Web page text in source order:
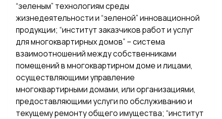
“зеленым” технологиям среды
жизнедеятельности и “зеленой” инновационной
продукции; “институт заказчиков работ и услуг
для многоквартирных домов” – система
взаимоотношений между собственниками
помещений в многоквартирном доме и лицами,
осуществляющими управление
многоквартирными домами, или организациями,
предоставляющими услуги по обслуживанию и
текущему ремонту общего имущества; “институт